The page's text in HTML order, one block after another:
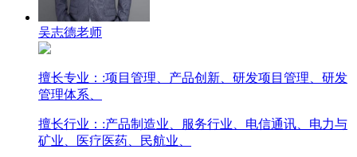
吴志德老师
擅长专业： :项目管理、产品创新、研发项目管理、研发
管理体系、
擅长行业： :产品制造业、服务行业、电信通讯、电力与
矿业、医疗医药、民航业、